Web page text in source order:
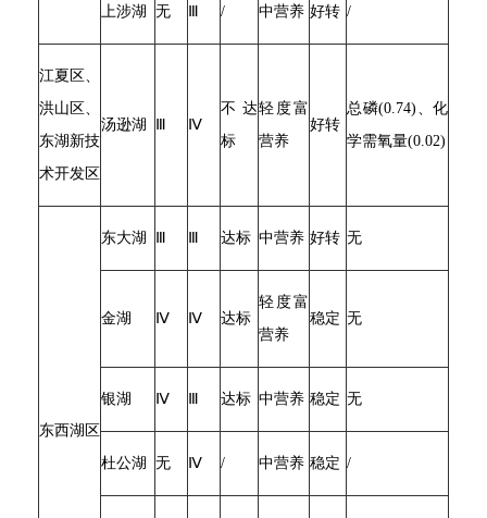
上涉湖 无 / 中营养 好转 /
江夏区、
洪山区、
东湖新技
术开发区
汤逊湖 Ⅳ
不达
标
轻度富
营养
好转
总磷(0.74)、化
学需氧量(0.02)
东西湖区
东大湖 达标 中营养 好转 无
金湖 Ⅳ Ⅳ 达标
轻度富
营养
稳定 无
银湖 Ⅳ 达标 中营养 稳定 无
杜公湖 无 Ⅳ / 中营养 稳定 /